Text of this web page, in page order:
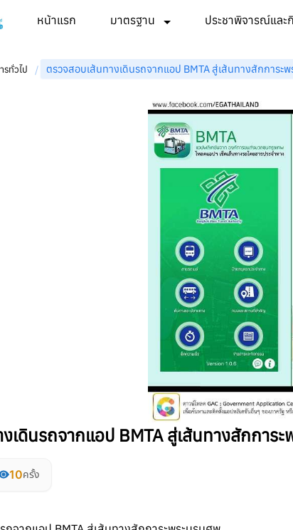
หน้าแรก มาตรฐาน ประชาพิจารณ์และ
รทั่วไป / ตรวจสอบเส้นทางเดินรถจากแอป BMTA สู่เส้นทางสักการะ
เดินรถจากแอป BMTA สู่เส้นทางสักการ
10ครั้ง